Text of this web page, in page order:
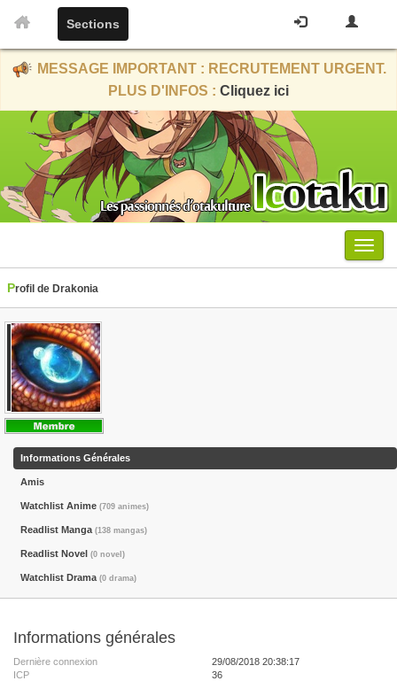
Sections
MESSAGE IMPORTANT : RECRUTEMENT URGENT.
PLUS D'INFOS : Cliquez ici
Menu
Profil de Drakonia
Informations Générales
Amis
Watchlist Anime (709 animes)
Readlist Manga (138 mangas)
Readlist Novel (0 novel)
Watchlist Drama (0 drama)
Informations générales
Dernière connexion
29/08/2018 20:38:17
ICP
36